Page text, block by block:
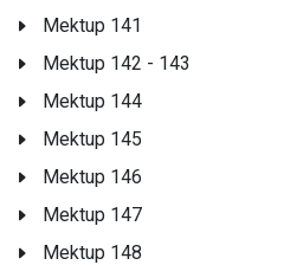
Mektup 141
Mektup 142 - 143
Mektup 144
Mektup 145
Mektup 146
Mektup 147
Mektup 148